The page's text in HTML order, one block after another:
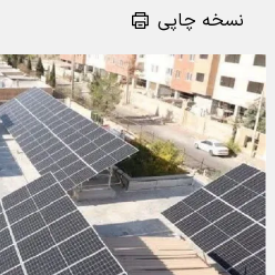
نسخه چاپی